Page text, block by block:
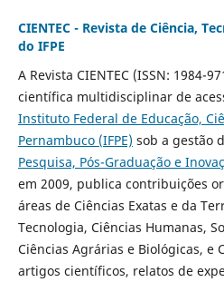
CIENTEC - Revista de Ciência,
do IFPE
A Revista CIENTEC (ISSN: 1984-
científica multidisciplinar de
Instituto Federal de Educação,
Pernambuco (IFPE) sob a gestão
Pesquisa, Pós-Graduação e
em 2009, publica contribuições
áreas de Ciências Exatas e da
Tecnologia, Ciências Humanas,
Ciências Agrárias e Biológicas, e
artigos científicos, relatos de